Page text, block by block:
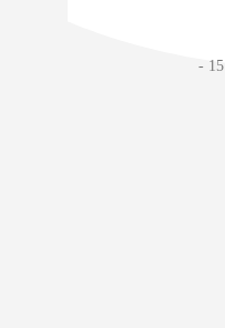
دفتر مرکزی : تهران - خیابان 15 گاندی جنوبی - پلاک 15 -